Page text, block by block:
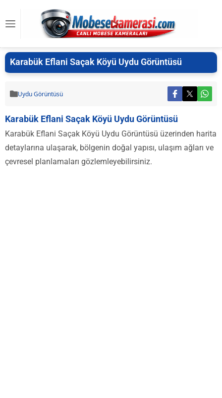
Karabük Eflani Saçak Köyü Uydu Görüntüsü
Uydu Görüntüsü
Karabük Eflani Saçak Köyü Uydu Görüntüsü
Karabük Eflani Saçak Köyü Uydu Görüntüsü üzerinden harita
detaylarına ulaşarak, bölgenin doğal yapısı, ulaşım ağları ve
çevresel planlamaları gözlemleyebilirsiniz.